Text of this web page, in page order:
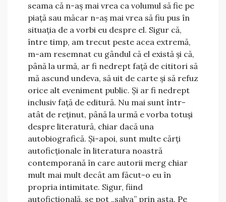
seama că n-aș mai vrea ca volumul să fie pe
piață sau măcar n-aș mai vrea să fiu pus în
situația de a vorbi eu despre el. Sigur că,
între timp, am trecut peste acea extremă,
m-am resemnat cu gândul că el există și că,
până la urmă, ar fi nedrept față de cititori să
mă ascund undeva, să uit de carte și să refuz
orice alt eveniment public. Și ar fi nedrept
inclusiv față de editură. Nu mai sunt într-
atât de reținut, până la urmă e vorba totuși
despre literatură, chiar dacă una
autobiografică. Și-apoi, sunt multe cărți
autoficționale în literatura noastră
contemporană în care autorii merg chiar
mult mai mult decât am făcut-o eu în
propria intimitate. Sigur, fiind
autoficțională, se pot „salva” prin asta. Pe